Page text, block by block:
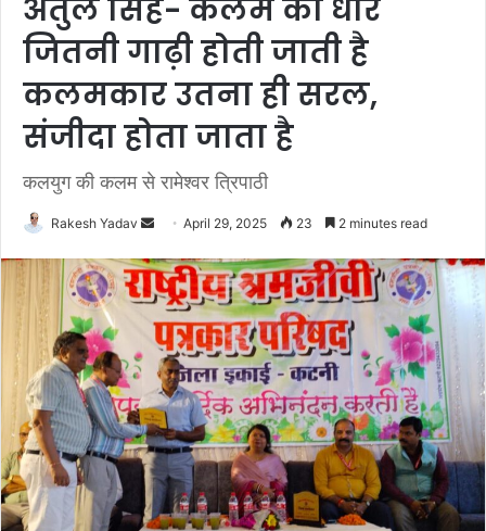
अतुल सिंह- कलम की धार
जितनी गाढ़ी होती जाती है
कलमकार उतना ही सरल,
संजीदा होता जाता है
कलयुग की कलम से रामेश्वर त्रिपाठी
Rakesh Yadav
n
d
a
n
e
m
a
i
l
April 29, 2025 23 2 minutes read